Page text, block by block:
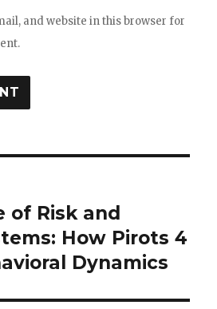
and website in this browser for
of Risk and
How Pirots 4
Dynamics